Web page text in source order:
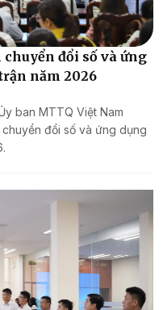
đổi số và ứng
năm 2026
ban MTTQ Việt Nam
đổi số và ứng dụng